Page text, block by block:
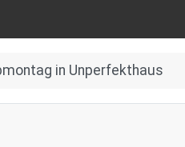
in Unperfekthaus